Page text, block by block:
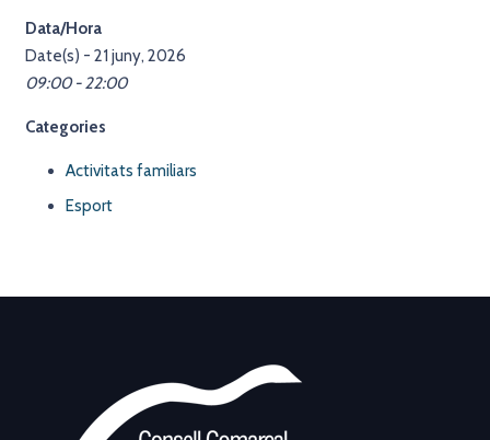
Data/Hora
Date(s) - 21 juny, 2026
09:00 - 22:00
Categories
Activitats familiars
Esport